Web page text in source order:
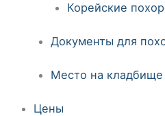
Корейские
Документы для
Место на кладбище
Цены